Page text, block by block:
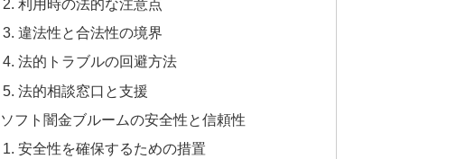
利用時の法的な注意点
違法性と合法性の境界
法的トラブルの回避方法
法的相談窓口と支援
ソフト闇金ブルームの安全性と信頼性
安全性を確保するための措置